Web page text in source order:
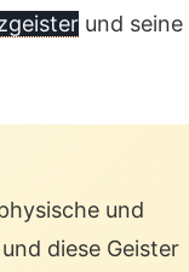
und seine
und
diese Geister